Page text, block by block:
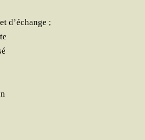
d’échange ;